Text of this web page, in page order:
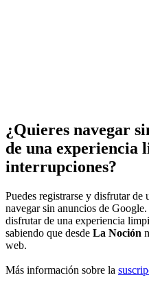
¿Quieres navegar
de una experiencia
interrupciones?
Puedes registrarse y disfrutar de
navegar sin anuncios de Google.
disfrutar de una experiencia
sabiendo que desde La Noción
web.
Más información sobre la